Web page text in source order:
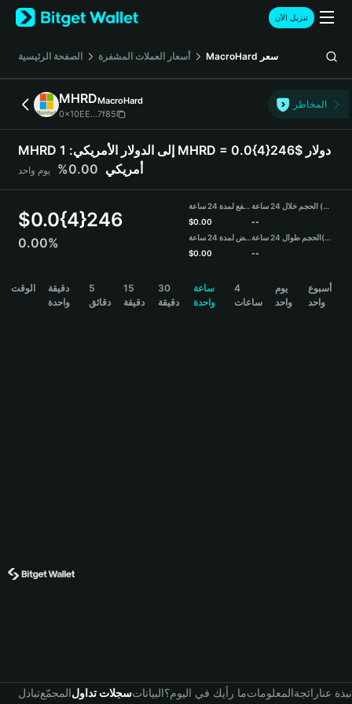
English
日本語
Русский
Español (Latinoamérica)
Türkçe
Deutsch
简体中文
Português (Portugal)
Bahasa Indonesia
বাংলা
تنزيل الآن
الصفحة الرئيسية أسعار العملات المشفرة MacroHard سعر
MHRDMacroHard
0x10EE...7f85
المخاطر
MHRD إلى الدولار الأمريكي: 1 MHRD = 0.0{4}246$ دولار
أمريكي 0.00% يوم واحد
$0.0{4}246
0.00%
مرتفع لمدة 24 ساعة
$0.00
منخفض لمدة 24 ساعة
$0.00
الحجم خلال 24 ساعة (MHRD)
--
الحجم طوال 24 ساعة(USDT)
--
الوقت
دقيقة
واحدة
5
دقائق
15
دقيقة
30
دقيقة
ساعة
واحدة
4
ساعات
يوم
واحد
أسبوع
واحد
تبادلالمجمّعسجلات تداولالبياناتما رأيك في اليوم؟المعلوماترائجةنبذة عنا